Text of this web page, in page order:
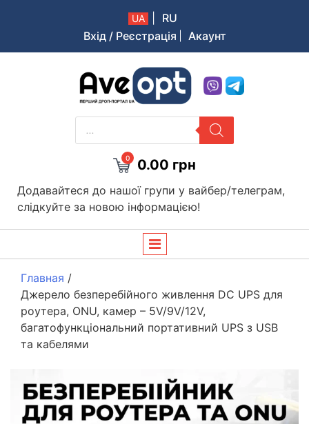
UA
RU
Вхід / Реєстрація
Акаунт
Aveopt – оптова дропшипінг платформа в Україні
PRODUCTS
SEARCH
0 0.00 грн
Додавайтеся до нашої групи у вайбер/телеграм,
слідкуйте за новою інформацією!
Главная /
Джерело безперебійного живлення DC UPS для
роутера, ONU, камер – 5V/9V/12V,
багатофункціональний портативний UPS з USB
та кабелями